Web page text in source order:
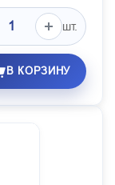
шт.
В КОРЗИНУ